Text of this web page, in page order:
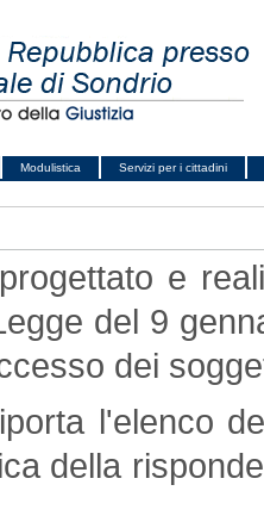
Modulistica
Servizi per i cittadini
e
del 9
dei
l'elenco
della